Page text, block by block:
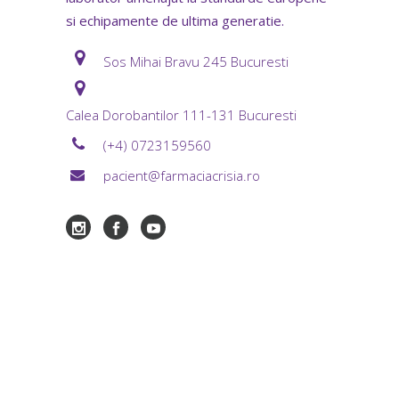
si echipamente de ultima generatie.
Sos Mihai Bravu 245 Bucuresti
Calea Dorobantilor 111-131 Bucuresti
(+4) 0723159560
pacient@farmaciacrisia.ro